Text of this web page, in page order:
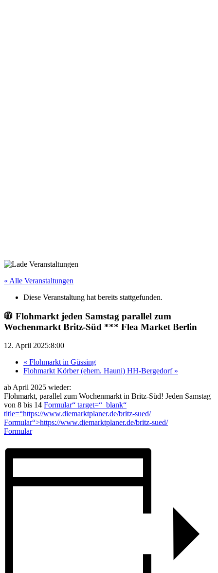
« Alle Veranstaltungen
Diese Veranstaltung hat bereits stattgefunden.
🧥 Flohmarkt jeden Samstag parallel zum
Wochenmarkt Britz-Süd *** Flea Market Berlin
12. April 2025:8:00
« Flohmarkt in Güssing
Flohmarkt Körber (ehem. Hauni) HH-Bergedorf »
ab April 2025 wieder:
Flohmarkt, parallel zum Wochenmarkt in Britz-Süd! Jeden Samstag
von 8 bis 14 Formular“ target=“_blank“
title=“https://www.diemarktplaner.de/britz-sued/
Formular“>https://www.diemarktplaner.de/britz-sued/
Formular